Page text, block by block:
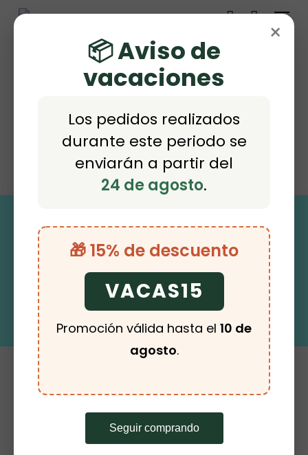
Skip
account
Menu
CONTACTO
Contacta
Error:
Formulario de contacto no
encontrado.
Outlet Patín
Tienda outlet especializada en patinaje
×
📦 Aviso de
vacaciones
Los pedidos realizados
durante este periodo se
enviarán a partir del
24 de agosto.
🎁 15% de descuento
VACAS15
Promoción válida hasta el 10 de
agosto.
Seguir comprando